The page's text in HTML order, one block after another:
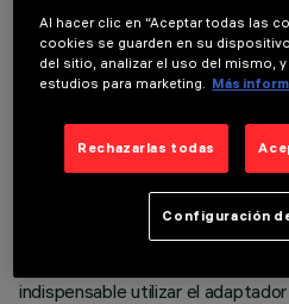
DATOS TÉCNICOS
ÚLTIMA ACTUALIZACIÓN: 07/08/2026
DESCRIPCIÓN
Luminaria miniaturizada
ópticos para lámparas led -
fundido a presión, versión
indispensable utilizar el
Al hacer clic en “Aceptar todas las
cookies se guarden en su
del sitio, analizar el uso del mismo,
estudios para marketing. Más
Rechazarlas todas
Configuración